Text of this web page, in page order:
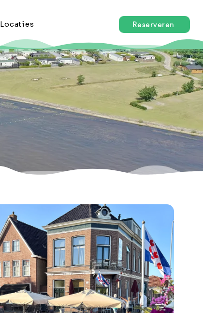
Reserveren